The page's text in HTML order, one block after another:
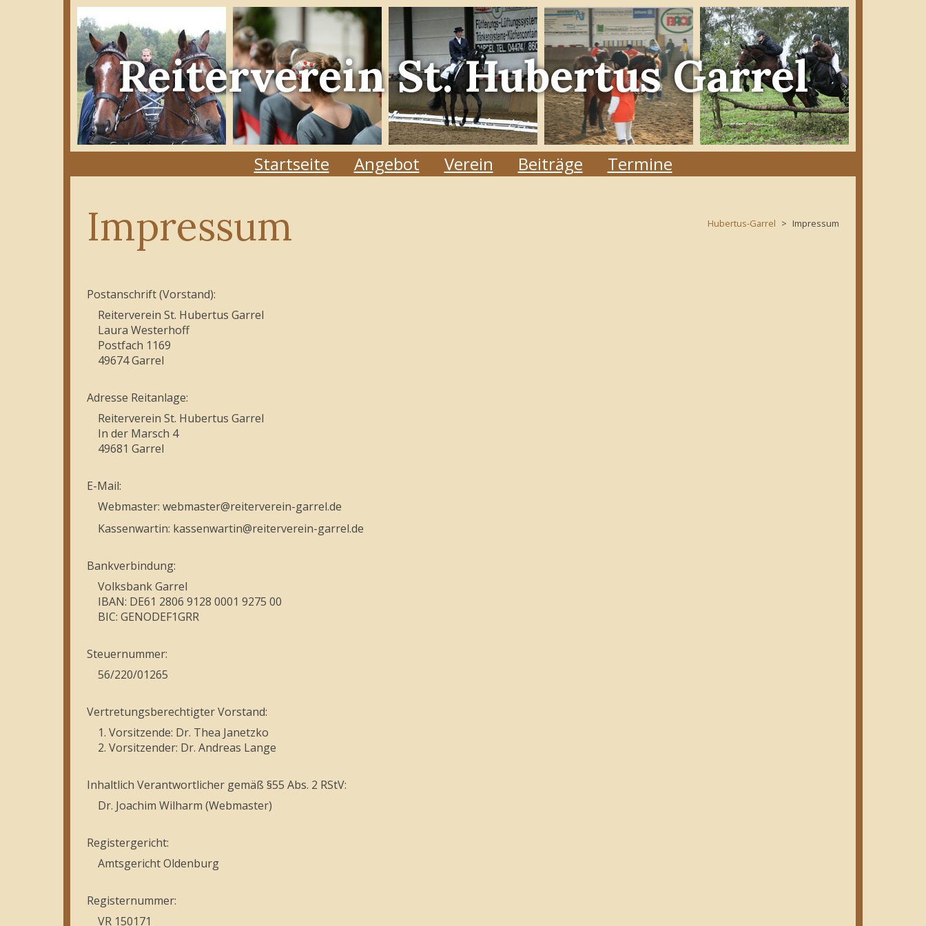
ReitervereinSt. Hubertus Garrel
Startseite Angebot Verein Beiträge Termine
Impressum Hubertus-Garrel Impressum
Postanschrift (Vorstand):
Reiterverein St. Hubertus Garrel
Laura Westerhoff
Postfach 1169
49674 Garrel
Adresse Reitanlage:
Reiterverein St. Hubertus Garrel
In der Marsch 4
49681 Garrel
E-Mail:
Webmaster: webmaster@reiterverein-garrel.de
Kassenwartin: kassenwartin@reiterverein-garrel.de
Bankverbindung:
Volksbank Garrel
IBAN: DE61 2806 9128 0001 9275 00
BIC: GENODEF1GRR
Steuernummer:
56/220/01265
Vertretungsberechtigter Vorstand:
1. Vorsitzende: Dr. Thea Janetzko
2. Vorsitzender: Dr. Andreas Lange
Inhaltlich Verantwortlicher gemäß §55 Abs. 2 RStV:
Dr. Joachim Wilharm (Webmaster)
Registergericht:
Amtsgericht Oldenburg
Registernummer:
VR 150171